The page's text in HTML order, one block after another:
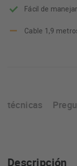
Fácil de
Cable 1,9
técnicas
Descripción